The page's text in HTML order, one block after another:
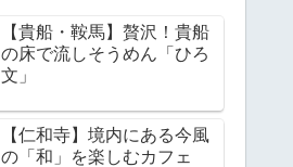
【貴船・鞍馬】贅沢！貴船
の床で流しそうめん「ひろ
文」
【仁和寺】境内にある今風
の「和」を楽しむカフェ